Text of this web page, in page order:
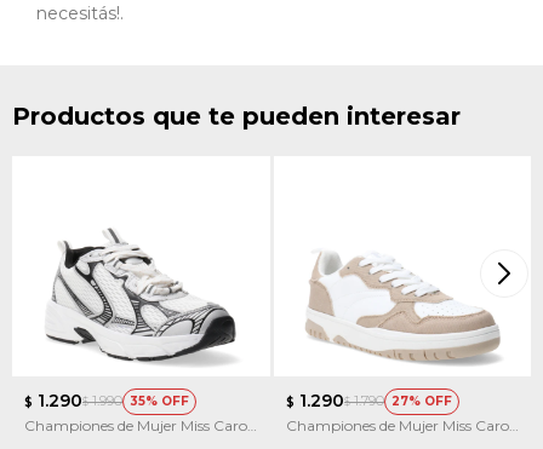
necesitás!.
Productos que te pueden interesar
$ 1.290$ 1.990 35
Championes de Mujer Miss Carol
$ 1.290$ 1.790 27
Championes de Mujer Miss Carol